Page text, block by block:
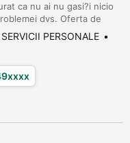
ca nu ai nu gasi?i nicio
dvs. Oferta de
fizice de la 5.000
suntem unul structura
oferim împrumuturi de la
€ pt o rata a dobânzii
SERVICII PERSONALE